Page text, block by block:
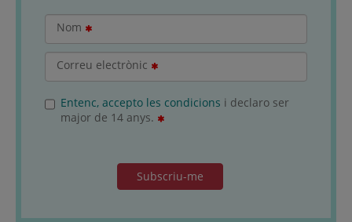
Nom
Correu electrònic
Entenc, accepto les condicions i declaro ser
major de 14 anys.
Subscriu-me